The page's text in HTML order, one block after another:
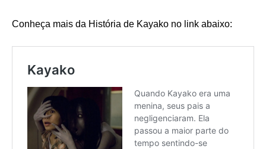
Conheça mais da História de Kayako no link abaixo: